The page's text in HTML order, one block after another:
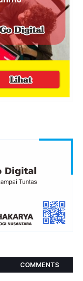
COMMENTS